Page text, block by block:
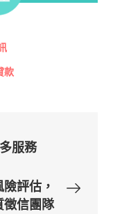
款
服務
評估，
徵信團隊